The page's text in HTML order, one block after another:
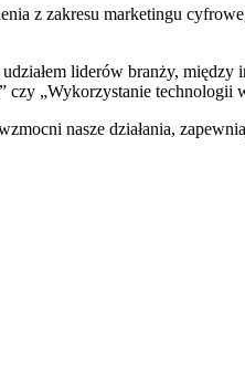
z zakresu marketingu
liderów branży,
„Wykorzystanie
nasze działania,